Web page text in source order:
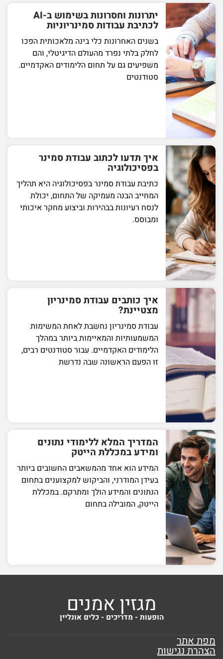
יתרונות וחסרונות בשימוש ב-AI
לכתיבת עבודות סמינריוניות
בשנים האחרונות כלי בינה מלאכותית הפכו
לחלק בלתי נפרד מהעולם הדיגיטלי, והם
משפיעים גם על תחום הלימודים האקדמיים.
סטודנטים
איך תדעו לכתוב עבודת סמינר
בפסיכולוגיה
כתיבת עבודת סמינר בפסיכולוגיה היא תהליך
המחייב הבנה מעמיקה של התחום, יכולת
לנסח רעיונות בבהירות וביצוע מחקר איכותי
ומבוסס.
איך כותבים עבודת סמינריון
מצטיינת?
עבודת סמינריון נחשבת לאחת המשימות
המשמעותיות והמאיימות ביותר במהלך
הלימודים האקדמיים. עבור סטודנטים רבים,
זו הפעם הראשונה שבה נדרשת
המדריך המלא ללימודי נתונים
ומידע במכללת הייטק
המידע הוא אחד מהמשאבים החשובים ביותר
בעידן המודרני, והביקוש למקצוענים בתחום
הנתונים והמידע הולך ומתרקם. במכללת
הייטק, המובילה בתחום
מגזין אמנים
הופעות - מדריכים - כלים אונליין
מפת אתר
הצהרת נגישות